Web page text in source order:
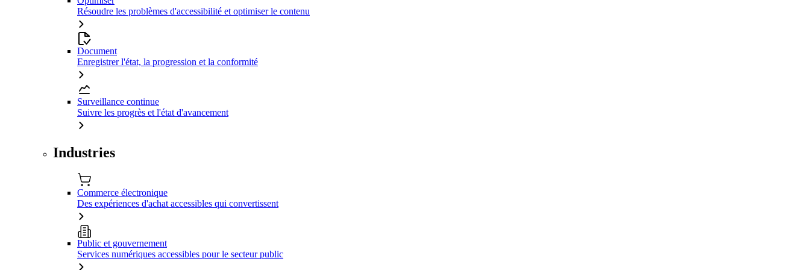
Résoudre les problèmes d'accessibilité et optimiser le contenu
Document
Enregistrer l'état, la progression et la conformité
Surveillance continue
Suivre les progrès et l'état d'avancement
Industries
Commerce électronique
Des expériences d'achat accessibles qui convertissent
Public et gouvernement
Services numériques accessibles pour le secteur public